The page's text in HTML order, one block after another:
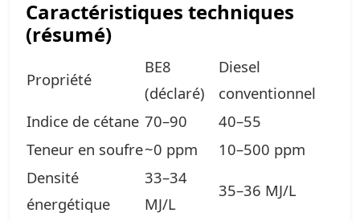
Caractéristiques techniques
(résumé)
Propriété
BE8
(déclaré)
Diesel
conventionnel
Indice de cétane 70–90
40–55
Teneur en soufre~0 ppm
10–500 ppm
Densité
énergétique
33–34
MJ/L
35–36 MJ/L